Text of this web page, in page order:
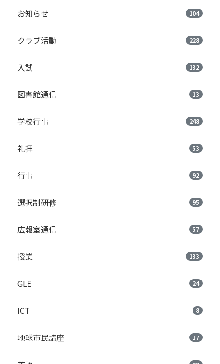
お知らせ 104
クラブ活動 228
入試 132
図書館通信 13
学校行事 248
礼拝 53
行事 92
選択制研修 95
広報室通信 57
授業 133
GLE 24
ICT 8
地球市民講座 17